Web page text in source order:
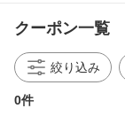
クーポン一覧
絞り込み
0件